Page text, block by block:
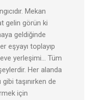
Mekan
gelin görün ki
geldiğinde
eşyayı toplayıp
yerleşimi… Tüm
Her alanda
taşınırken de
için